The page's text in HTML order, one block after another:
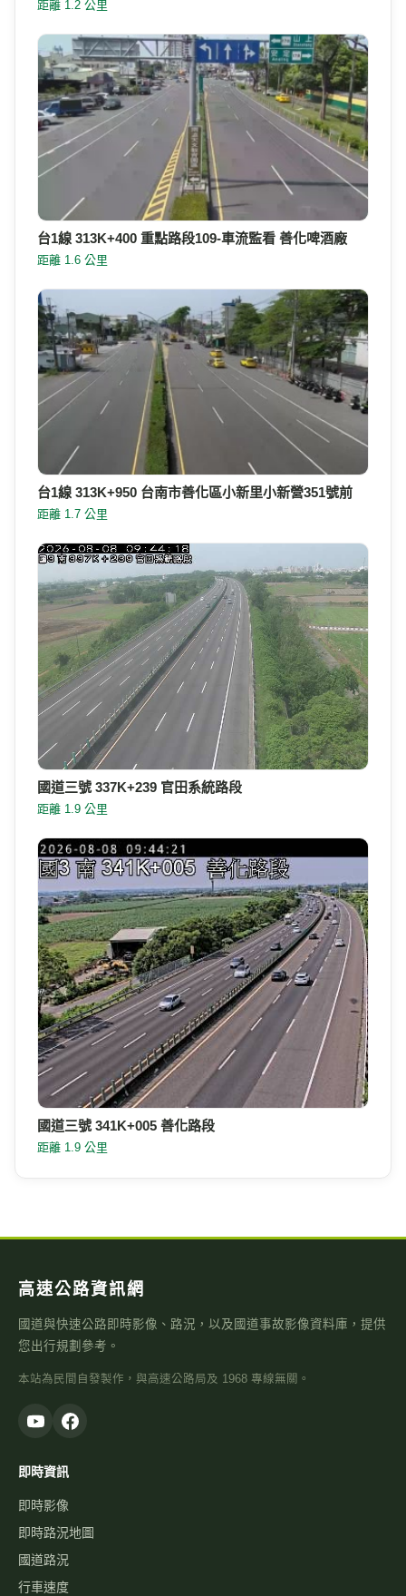
距離 1.2 公里
台1線 313K+400 重點路段109-車流監看 善化啤酒廠
距離 1.6 公里
台1線 313K+950 台南市善化區小新里小新營351號前
距離 1.7 公里
國道三號 337K+239 官田系統路段
距離 1.9 公里
國道三號 341K+005 善化路段
距離 1.9 公里
高速公路資訊網
國道與快速公路即時影像、路況，以及國道事故影像資料庫，提供
您出行規劃參考。
本站為民間自發製作，與高速公路局及 1968 專線無關。
即時資訊
即時影像
即時路況地圖
國道路況
行車速度